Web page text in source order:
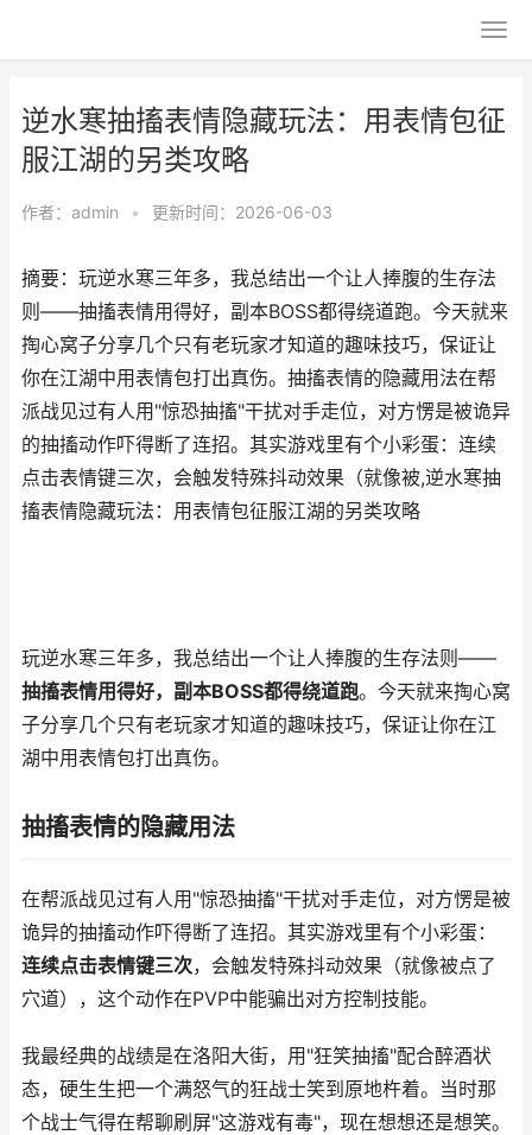
逆水寒抽搐表情隐藏玩法：用表情包征
服江湖的另类攻略
作者： admin • 更新时间：2026-06-03
摘要：玩逆水寒三年多，我总结出一个让人捧腹的生存法
则——抽搐表情用得好，副本BOSS都得绕道跑。今天就来
掏心窝子分享几个只有老玩家才知道的趣味技巧，保证让
你在江湖中用表情包打出真伤。抽搐表情的隐藏用法在帮
派战见过有人用"惊恐抽搐"干扰对手走位，对方愣是被诡异
的抽搐动作吓得断了连招。其实游戏里有个小彩蛋：连续
点击表情键三次，会触发特殊抖动效果（就像被,逆水寒抽
搐表情隐藏玩法：用表情包征服江湖的另类攻略
玩逆水寒三年多，我总结出一个让人捧腹的生存法则——
抽搐表情用得好，副本BOSS都得绕道跑。今天就来掏心窝
子分享几个只有老玩家才知道的趣味技巧，保证让你在江
湖中用表情包打出真伤。
抽搐表情的隐藏用法
在帮派战见过有人用"惊恐抽搐"干扰对手走位，对方愣是被
诡异的抽搐动作吓得断了连招。其实游戏里有个小彩蛋：
连续点击表情键三次，会触发特殊抖动效果（就像被点了
穴道），这个动作在PVP中能骗出对方控制技能。
我最经典的战绩是在洛阳大街，用"狂笑抽搐"配合醉酒状
态，硬生生把一个满怒气的狂战士笑到原地杵着。当时那
个战士气得在帮聊刷屏"这游戏有毒"，现在想想还是想笑。